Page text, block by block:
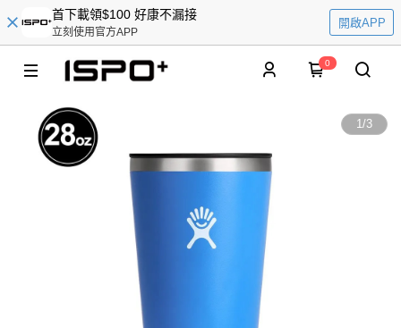
首下載領$100 好康不漏接
立刻使用官方APP
開啟APP
0
1/3